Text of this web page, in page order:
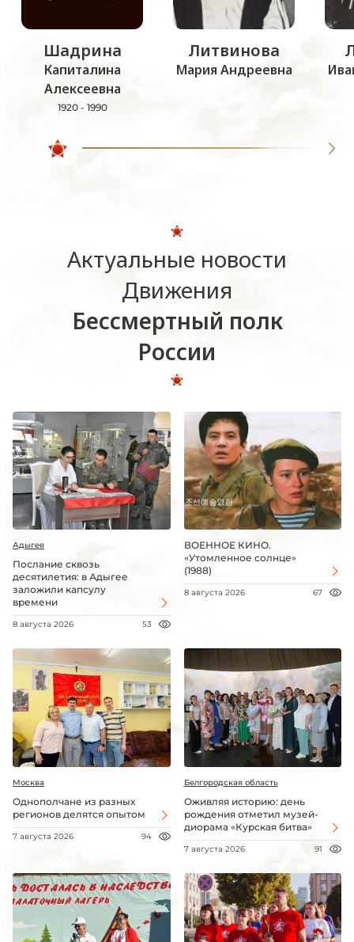
Шадрина
Капиталина
Алексеевна
1920 - 1990
Литвинова
Мария Андреевна
Актуальные новости
Движения
Бессмертный полк
России
Адыгея
Послание сквозь
десятилетия: в Адыгее
заложили капсулу
времени
8 августа 2026 53
ВОЕННОЕ КИНО.
«Утомленное солнце»
(1988)
8 августа 2026 67
Москва
Однополчане из разных
регионов делятся опытом
7 августа 2026 94
Белгородская область
Оживляя историю: день
рождения отметил музей-
диорама «Курская битва»
7 августа 2026 91